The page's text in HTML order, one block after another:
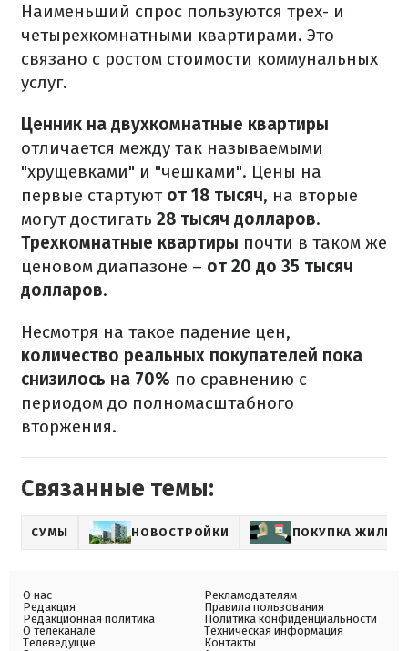
Наименьший спрос пользуются трех- и
четырехкомнатными квартирами. Это
связано с ростом стоимости коммунальных
услуг.
Ценник на двухкомнатные квартиры
отличается между так называемыми
"хрущевками" и "чешками". Цены на
первые стартуют от 18 тысяч, на вторые
могут достигать 28 тысяч долларов.
Трехкомнатные квартиры почти в таком же
ценовом диапазоне – от 20 до 35 тысяч
долларов.
Несмотря на такое падение цен,
количество реальных покупателей пока
снизилось на 70% по сравнению с
периодом до полномасштабного
вторжения.
Связанные темы:
СУМЫ НОВОСТРОЙКИ ПОКУПКА ЖИЛЬЯ
О нас
Редакция
Редакционная политика
О телеканале
Телеведущие
Рекламодателям
Правила пользования
Политика конфиденциальности
Техническая информация
Контакты